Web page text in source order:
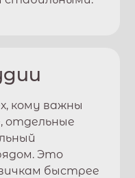
кому важны
отдельные
Это
быстрее